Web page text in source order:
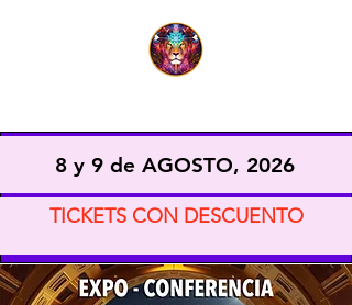
8 y 9 de AGOSTO, 2026
TICKETS CON DESCUENTO